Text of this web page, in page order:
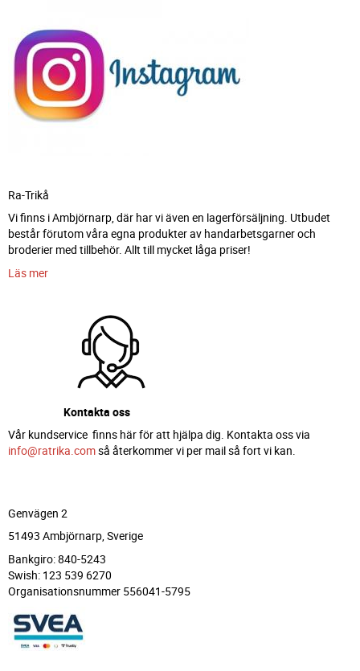
Ra-Trikå
Vi finns i Ambjörnarp, där har vi även en lagerförsäljning. Utbudet
består förutom våra egna produkter av handarbetsgarner och
broderier med tillbehör. Allt till mycket låga priser!
Läs mer
Kontakta oss
Vår kundservice finns här för att hjälpa dig. Kontakta oss via
info@ratrika.comså återkommer vi per mail så fort vi kan.
Genvägen 2
51493 Ambjörnarp, Sverige
Bankgiro: 840-5243
Swish: 123 539 6270
Organisationsnummer 556041-5795